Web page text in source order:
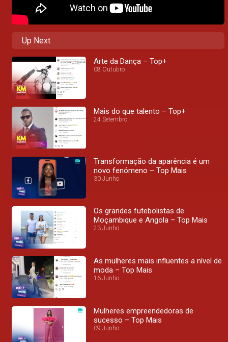
Up Next
Arte da Dança – Top+
08 Outubro
Mais do que talento – Top+
24 Setembro
Transformação da aparência é um
novo fenómeno – Top Mais
30 Junho
Os grandes futebolistas de
Moçambique e Angola – Top Mais
23 Junho
As mulheres mais influentes a nível de
moda – Top Mais
16 Junho
Mulheres empreendedoras de
sucesso – Top Mais
09 Junho